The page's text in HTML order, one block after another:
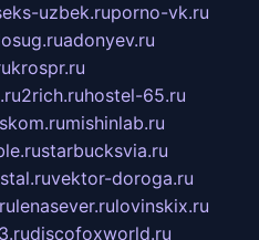
uzbek.ruporno-vk.ru
adonyev.ru
krospr.ru
2rich.ruhostel-65.ru
mishinlab.ru
starbucksvia.ru
vektor-doroga.ru
lenasever.rulovinskix.ru
discofoxworld.ru